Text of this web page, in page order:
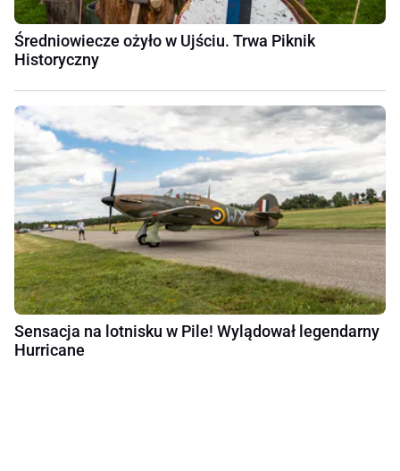
Średniowiecze ożyło w Ujściu. Trwa Piknik
Historyczny
Sensacja na lotnisku w Pile! Wylądował legendarny
Hurricane